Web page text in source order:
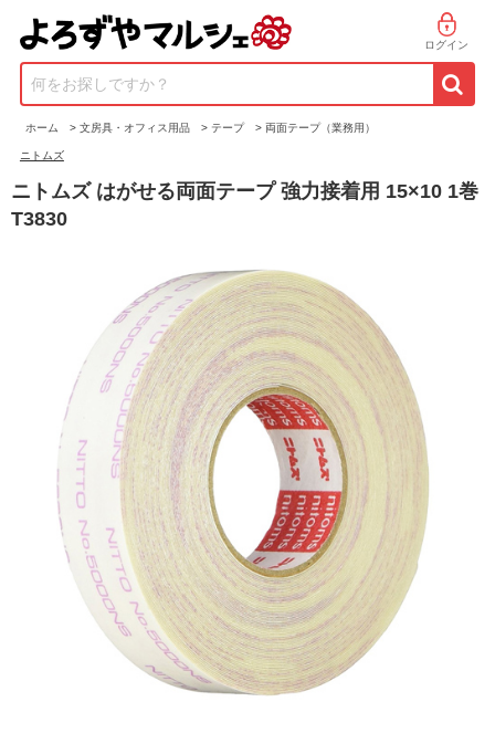
ログイン
何をお探しですか？
ホーム > 文房具・オフィス用品 > テープ > 両面テープ（業務用）
ニトムズ
ニトムズ はがせる両面テープ 強力接着用 15×10 1巻
T3830